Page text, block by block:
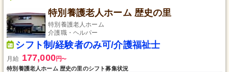
特別養護老人ホーム 歴史の里
特別養護老人ホーム
介護職・ヘルパー
シフト制/経験者のみ可/介護福祉士
月給 177,000円〜
特別養護老人ホーム 歴史の里のシフト募集状況